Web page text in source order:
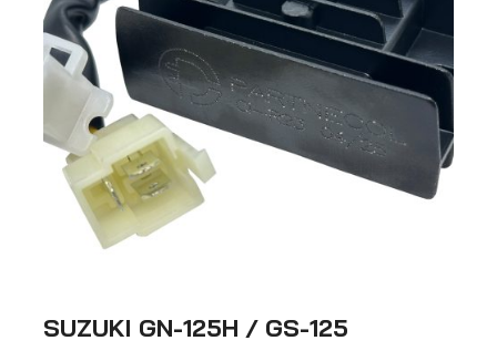
SUZUKI GN-125H / GS-125